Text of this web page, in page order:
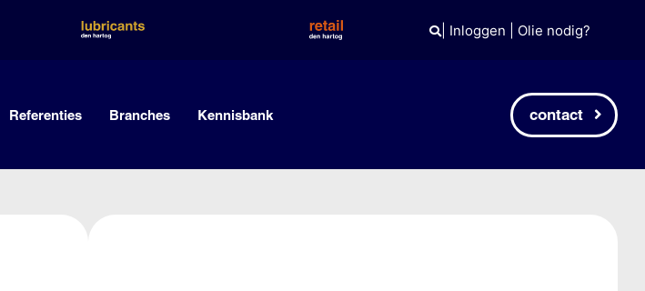
| Inloggen Olie nodig?
Referenties Branches Kennisbank contact